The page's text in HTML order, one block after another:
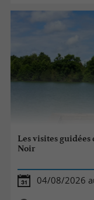
Les visites
Noir
04/08/2026